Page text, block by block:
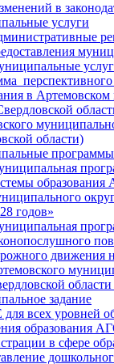
в
услуги
перспективного
в
области)
программы
образования
годов»
движения
задание
всех уровней
образования
в сфере